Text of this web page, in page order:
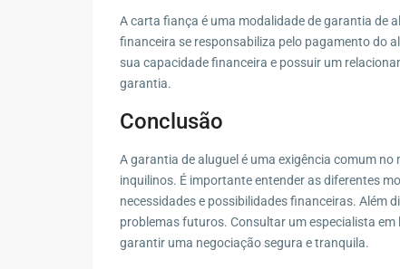
A carta fiança é uma modalidade de garantia de
financeira se responsabiliza pelo pagamento do
sua capacidade financeira e possuir um
garantia.
Conclusão
A garantia de aluguel é uma exigência comum
inquilinos. É importante entender as diferentes
necessidades e possibilidades financeiras. Além
problemas futuros. Consultar um especialista
garantir uma negociação segura e tranquila.